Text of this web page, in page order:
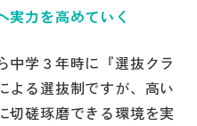
実力を高めていく
中学３年時に『選抜クラ
よる選抜制ですが、高い
切磋琢磨できる環境を実